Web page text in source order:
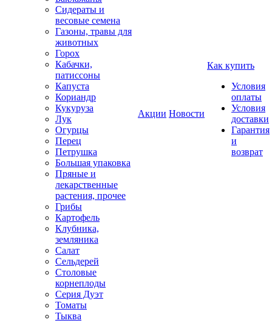
Сидераты и
весовые семена
Газоны, травы для
животных
Горох
Кабачки,
патиссоны
Капуста
Кориандр
Кукуруза
Лук
Огурцы
Перец
Петрушка
Большая упаковка
Пряные и
лекарственные
растения, прочее
Грибы
Картофель
Клубника,
земляника
Салат
Сельдерей
Столовые
корнеплоды
Серия Дуэт
Томаты
Тыква
Акции Новости
Как купить
Условия
оплаты
Условия
доставки
Гарантия
и
возврат